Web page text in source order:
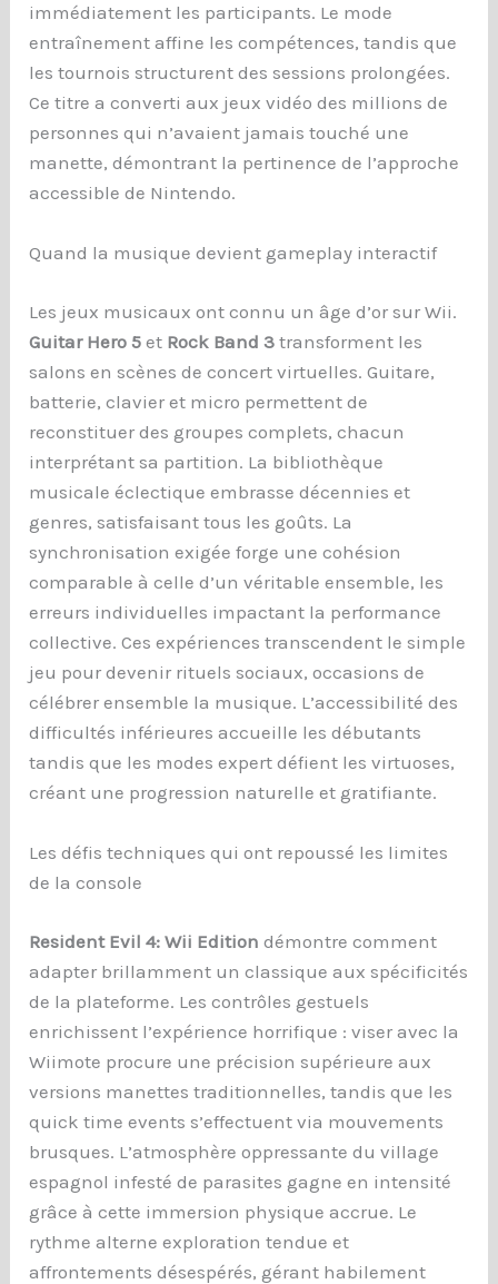
immédiatement les participants. Le mode
entraînement affine les compétences, tandis que
les tournois structurent des sessions prolongées.
Ce titre a converti aux jeux vidéo des millions de
personnes qui n’avaient jamais touché une
manette, démontrant la pertinence de l’approche
accessible de Nintendo.
Quand la musique devient gameplay interactif
Les jeux musicaux ont connu un âge d’or sur Wii.
Guitar Hero 5 et Rock Band 3 transforment les
salons en scènes de concert virtuelles. Guitare,
batterie, clavier et micro permettent de
reconstituer des groupes complets, chacun
interprétant sa partition. La bibliothèque
musicale éclectique embrasse décennies et
genres, satisfaisant tous les goûts. La
synchronisation exigée forge une cohésion
comparable à celle d’un véritable ensemble, les
erreurs individuelles impactant la performance
collective. Ces expériences transcendent le simple
jeu pour devenir rituels sociaux, occasions de
célébrer ensemble la musique. L’accessibilité des
difficultés inférieures accueille les débutants
tandis que les modes expert défient les virtuoses,
créant une progression naturelle et gratifiante.
Les défis techniques qui ont repoussé les limites
de la console
Resident Evil 4: Wii Edition démontre comment
adapter brillamment un classique aux spécificités
de la plateforme. Les contrôles gestuels
enrichissent l’expérience horrifique : viser avec la
Wiimote procure une précision supérieure aux
versions manettes traditionnelles, tandis que les
quick time events s’effectuent via mouvements
brusques. L’atmosphère oppressante du village
espagnol infesté de parasites gagne en intensité
grâce à cette immersion physique accrue. Le
rythme alterne exploration tendue et
affrontements désespérés, gérant habilement